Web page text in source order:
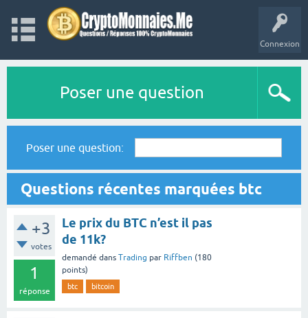
Connexion
Poser une question
Poser une question:
Questions récentes marquées btc
+3
votes
1
réponse
Le prix du BTC n’est il pas
de 11k?
demandé dans Trading par Riffben (180
points)
btc bitcoin